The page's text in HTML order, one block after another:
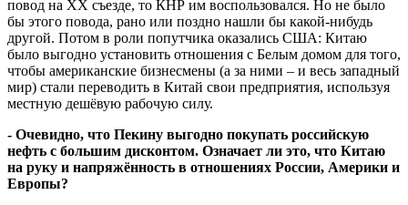
повод на ХХ съезде, то КНР им воспользовался. Но не было
бы этого повода, рано или поздно нашли бы какой-нибудь
другой. Потом в роли попутчика оказались США: Китаю
было выгодно установить отношения с Белым домом для того,
чтобы американские бизнесмены (а за ними – и весь западный
мир) стали переводить в Китай свои предприятия, используя
местную дешёвую рабочую силу.
- Очевидно, что Пекину выгодно покупать российскую
нефть с большим дисконтом. Означает ли это, что Китаю
на руку и напряжённость в отношениях России, Америки и
Европы?